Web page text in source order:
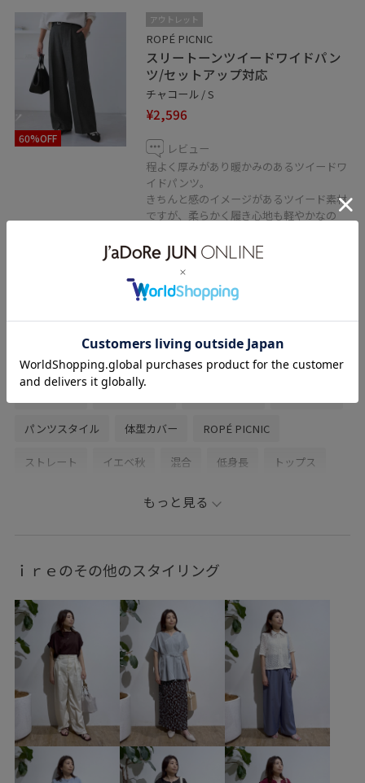
60%OFF
アウトレット
ROPÉ PICNIC
スリートーンツイードワイドパン
ツ/セットアップ対応
チャコール / S
¥2,596
レビュー
程よく厚みがあり暖かみのあるツイードワ
イドパンツ。
きちんと感のイメージがあるツイード素材
ですが、柔らかく履き心地も軽やかなの
タック入りで腰回りがラクな着心地なが
ら、センターにラインが入っていることで
足周りもすっきりと見せてくれます。
関連タグ
初冬コーデ デートコーデ お出かけコーデ
パンツスタイル 体型カバー ROPÉ PICNIC
ストレート イエベ秋 混合 低身長 トップス
カーディガン
GDM55150 GDS55140
25AWPICgoodssale_pick 25AWRPbagshoes
25awRPbottoms 25AWRPknitcollection
25AWRPknitcollection_all 25AWRPwintergoods
25AWRPwintergoods_all 25AWRP人気急上昇トップス
25awスリートーンツイード 25PICxmasgift 25SS10
もっと見る
ｉｒｅのその他のスタイリング